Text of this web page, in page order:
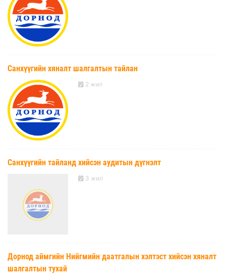
Санхүүгийн хяналт шалгалтын тайлан
2 жил
Санхүүгийн тайланд хийсэн аудитын дүгнэлт
3 жил
Дорнод аймгийн Нийгмийн даатгалын хэлтэст хийсэн хяналт
шалгалтын тухай